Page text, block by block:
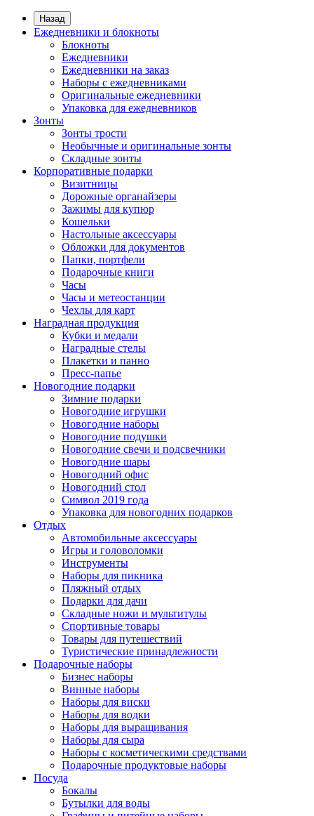
Назад
Ежедневники и блокноты
Блокноты
Ежедневники
Ежедневники на заказ
Наборы с ежедневниками
Оригинальные ежедневники
Упаковка для ежедневников
Зонты
Зонты трости
Необычные и оригинальные зонты
Складные зонты
Корпоративные подарки
Визитницы
Дорожные органайзеры
Зажимы для купюр
Кошельки
Настольные аксессуары
Обложки для документов
Папки, портфели
Подарочные книги
Часы
Часы и метеостанции
Чехлы для карт
Наградная продукция
Кубки и медали
Наградные стелы
Плакетки и панно
Пресс-папье
Новогодние подарки
Зимние подарки
Новогодние игрушки
Новогодние наборы
Новогодние подушки
Новогодние свечи и подсвечники
Новогодние шары
Новогодний офис
Новогодний стол
Символ 2019 года
Упаковка для новогодних подарков
Отдых
Автомобильные аксессуары
Игры и головоломки
Инструменты
Наборы для пикника
Пляжный отдых
Подарки для дачи
Складные ножи и мультитулы
Спортивные товары
Товары для путешествий
Туристические принадлежности
Подарочные наборы
Бизнес наборы
Винные наборы
Наборы для виски
Наборы для водки
Наборы для выращивания
Наборы для сыра
Наборы с косметическими средствами
Подарочные продуктовые наборы
Посуда
Бокалы
Бутылки для воды